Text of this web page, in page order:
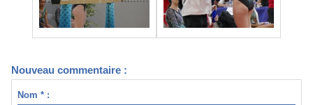
Nouveau commentaire :
Nom * :